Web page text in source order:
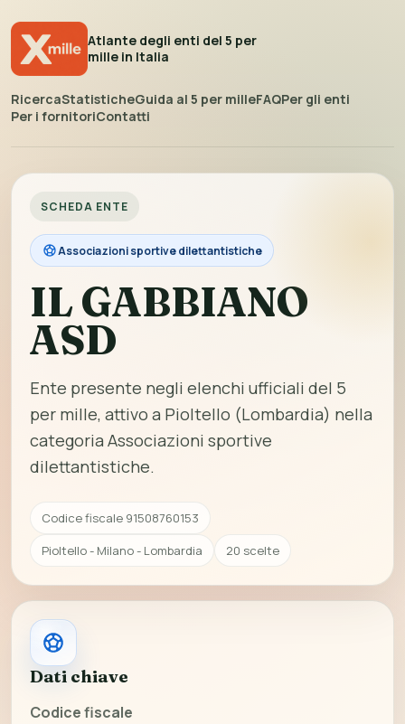
Atlante degli enti del 5 per
mille in Italia
RicercaStatisticheGuida al 5 per milleFAQPer gli enti
Per i fornitoriContatti
SCHEDA ENTE
Associazioni sportive dilettantistiche
IL GABBIANO
ASD
Ente presente negli elenchi ufficiali del 5
per mille, attivo a Pioltello (Lombardia) nella
categoria Associazioni sportive
dilettantistiche.
Codice fiscale 91508760153
Pioltello - Milano - Lombardia
20 scelte
Dati chiave
Codice fiscale